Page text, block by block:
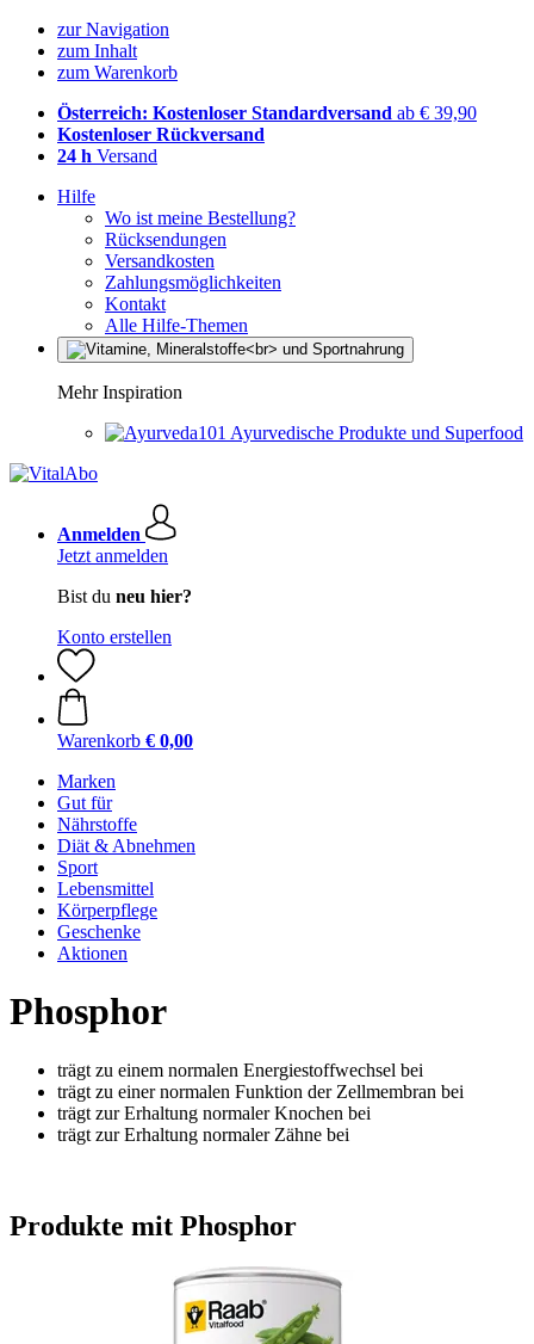
zur Navigation
zum Inhalt
zum Warenkorb
Österreich: Kostenloser Standardversand ab € 39,90
Kostenloser Rückversand
24 h Versand
Hilfe
Wo ist meine Bestellung?
Rücksendungen
Versandkosten
Zahlungsmöglichkeiten
Kontakt
Alle Hilfe-Themen
Mehr Inspiration
Ayurvedische Produkte und Superfood
Anmelden
Jetzt anmelden
Bist du neu hier?
Konto erstellen
Warenkorb € 0,00
Marken
Gut für
Nährstoffe
Diät & Abnehmen
Sport
Lebensmittel
Körperpflege
Geschenke
Aktionen
Phosphor
trägt zu einem normalen Energiestoffwechsel bei
trägt zu einer normalen Funktion der Zellmembran bei
trägt zur Erhaltung normaler Knochen bei
trägt zur Erhaltung normaler Zähne bei
Produkte mit Phosphor